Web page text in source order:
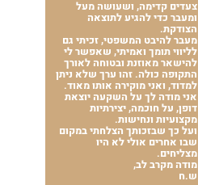
צעדים קדימה, ושעושה מעל
ומעבר כדי להגיע לתוצאה
הצודקת.
מעבר להיבט המשפטי, זכיתי גם
לליווי תומך ואמיתי, שאפשר לי
להישאר מאוזנת ובטוחה לאורך
התקופה כולה. זהו ערך שלא ניתן
למדוד, ואני מוקירה אותו מאוד.
אני מודה לך על השקעה יוצאת
דופן, על חוכמה, יצירתיות
מקצועיות ונחישות.
ועל כך שבזכותך הצלחתי במקום
שבו אחרים אולי לא היו
מצליחים.
מודה מקרב לב,
ש.ח